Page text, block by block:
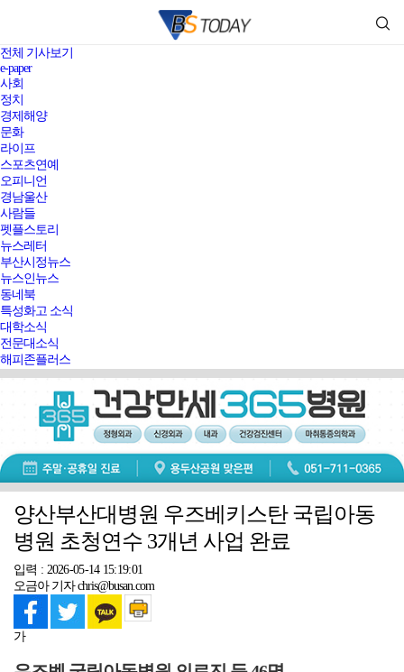
전체 기사보기
e-paper
사회
정치
경제해양
문화
라이프
스포츠연예
오피니언
경남울산
사람들
펫플스토리
뉴스레터
부산시정뉴스
뉴스인뉴스
동네북
특성화고 소식
대학소식
전문대소식
해피존플러스
양산부산대병원 우즈베키스탄 국립아동
병원 초청연수 3개년 사업 완료
입력 : 2026-05-14 15:19:01
오금아 기자 chris@busan.com
가